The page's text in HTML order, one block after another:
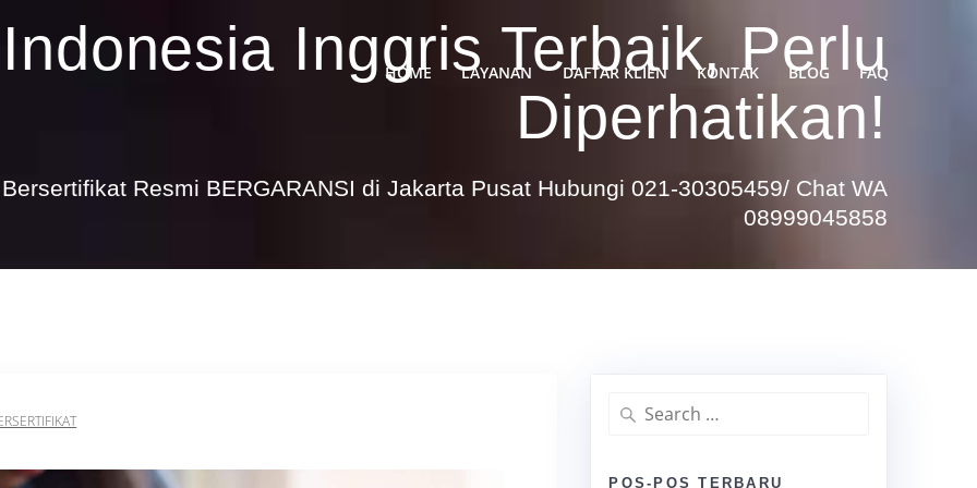
HOME LAYANAN DAFTAR KLIEN KONTAK BLOG FAQ
Inggris Terbaik, Perlu
Diperhatikan!
Resmi BERGARANSI di Jakarta Pusat Hubungi 021-30305459/ Chat WA
08999045858
Search
for:
POS-POS TERBARU